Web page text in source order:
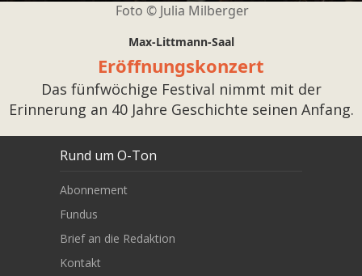
Foto © Julia Milberger
Max-Littmann-Saal
Eröffnungskonzert
Das fünfwöchige Festival nimmt mit der
Erinnerung an 40 Jahre Geschichte seinen Anfang.
Rund um O-Ton
Abonnement
Fundus
Brief an die Redaktion
Kontakt